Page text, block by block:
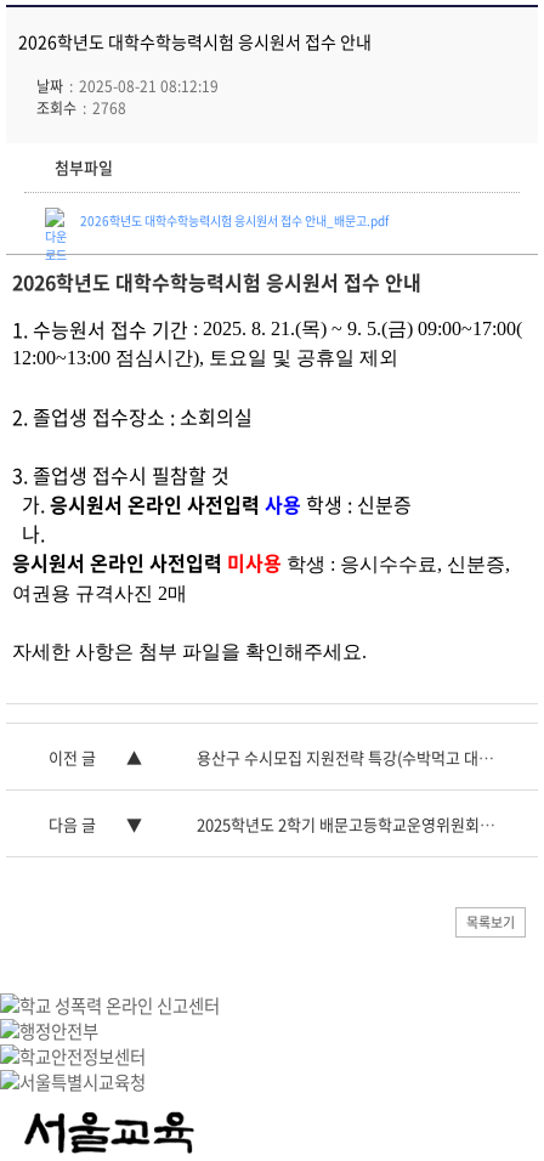
2026학년도 대학수학능력시험 응시원서 접수 안내
날짜
2025-08-21 08:12:19
조회수
2768
첨부파일
2026학년도 대학수학능력시험 응시원서 접수 안내_배문고.pdf
2026학년도 대학수학능력시험 응시원서 접수 안내
1. 수능원서 접수 기간 : 2025. 8. 21.(목) ~ 9. 5.(금) 09:00~17:00(
12:00~13:00 점심시간), 토요일 및 공휴일 제외
2. 졸업생 접수장소 : 소회의실
3. 졸업생 접수시 필참할 것
가. 응시원서 온라인 사전입력 사용 학생 : 신분증
나.
응시원서 온라인 사전입력 미사용 학생 : 응시수수료, 신분증,
여권용 규격사진 2매
자세한 사항은 첨부 파일을 확인해주세요.
이전 글 용산구 수시모집 지원전략 특강(수박먹고 대학간다 박권우 ...
다음 글 2025학년도 2학기 배문고등학교운영위원회 교원위원(보궐) 선...
목록보기